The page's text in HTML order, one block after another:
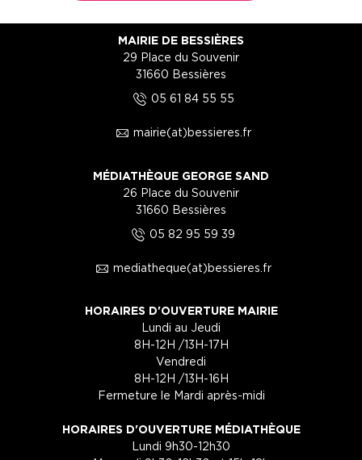
MAIRIE DE BESSIÈRES
29 Place du Souvenir
31660 Bessières
5 05 61 84 55 55
1 mairie(at)bessieres.fr
MÉDIATHÈQUE GEORGE SAND
26 Place du Souvenir
31660 Bessières
5 05 82 95 59 39
1 mediatheque(at)bessieres.fr
HORAIRES D'OUVERTURE MAIRIE
Lundi au Jeudi
8H-12H /13H-17H
Vendredi
8H-12H /13H-16H
Fermeture le Mardi après-midi
HORAIRES D'OUVERTURE MÉDIATHÈQUE
Lundi 9h30-12h30